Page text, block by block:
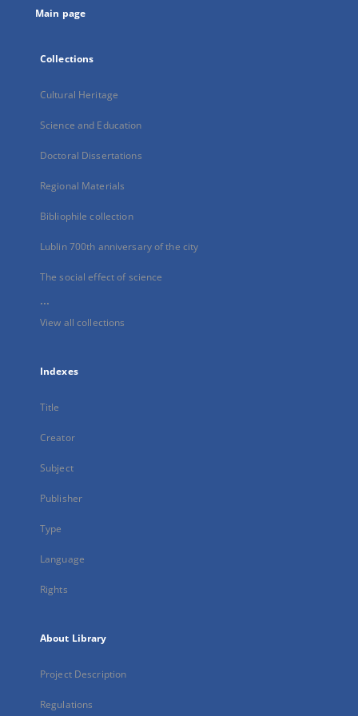
Main page
Collections
Cultural Heritage
Science and Education
Doctoral Dissertations
Regional Materials
Bibliophile collection
Lublin 700th anniversary of the city
The social effect of science
...
View all collections
Indexes
Title
Creator
Subject
Publisher
Type
Language
Rights
About Library
Project Description
Regulations